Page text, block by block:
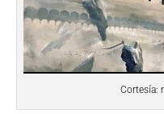
Cortesía: